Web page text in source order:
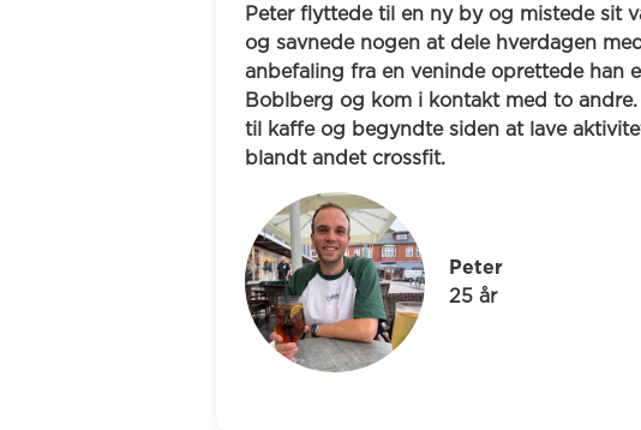
Kenneth søgte nye bekendtskaber til
forbindelse med sit vægttab. I dag
Sara og Bent fast hver mandag i deres
gåklub”, hvor de både går ture og
livet og IT-branchen. Sammen har de
fællesskab.
Kenneth
52 år